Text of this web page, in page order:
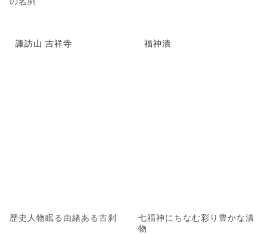
諏訪山 吉祥寺
歴史人物眠る由緒ある古刹
福神漬
七福神にちなむ彩り豊かな漬
物